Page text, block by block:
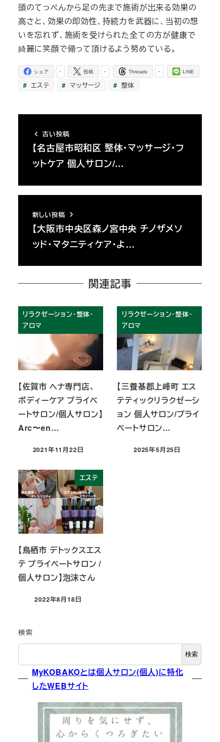
頭のてっぺんから足の先まで施術が出来る効果の
高さと、効果の即効性、持続力を武器に、当初の想
いを忘れず、施術を受けられた全ての方が健康で
綺麗に笑顔で帰って頂けるよう努めている。
-
シェア -
投稿 -
Threads LINE
エステ マッサージ 整体
古い投稿
【名古屋市昭和区 整体・マッサージ・フ
ットケア 個人サロン/…
新しい投稿
【大阪市中央区森ノ宮中央 チノザメソ
ッド・マタニティケア・よ…
関連記事
リラクゼーション・整体・
アロマ
【佐賀市 ヘナ専門店、
ボディーケア プライベ
ートサロン/個人サロン】
Arc〜en…
投稿日
2021年11月22日
リラクゼーション・整体・
アロマ
【三養基郡上峰町 エス
テティックリラクゼーシ
ョン 個人サロン/プライ
ベートサロン…
投稿日
2025年5月25日
エステ
【鳥栖市 デトックスエス
テ プライベートサロン /
個人サロン】泡沫さん
投稿日
2022年8月18日
検索
検索
MyKOBAKOとは個人サロン(個人)に特化
したWEBサイト